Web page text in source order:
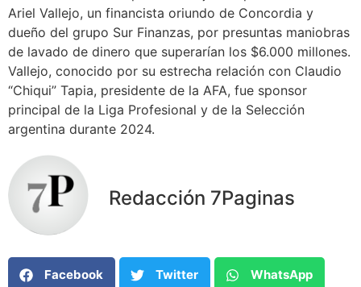
Ariel Vallejo, un financista oriundo de Concordia y
dueño del grupo Sur Finanzas, por presuntas maniobras
de lavado de dinero que superarían los $6.000 millones.
Vallejo, conocido por su estrecha relación con Claudio
“Chiqui” Tapia, presidente de la AFA, fue sponsor
principal de la Liga Profesional y de la Selección
argentina durante 2024.
Redacción 7Paginas
Facebook Twitter WhatsApp